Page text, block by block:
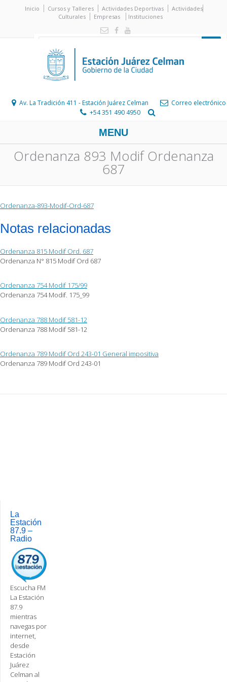
Inicio Cursos y Talleres Actividades Deportivas
Actividades
Culturales
Empresas Instituciones
Av. La Tradición 411 - Estación Juárez Celman
Correo electrónico
+54 351 490 4950
MENU
Ordenanza 893 Modif Ordenanza
687
Ordenanza-893-Modif-Ord-687
Notas relacionadas
Ordenanza 815 Modif Ord. 687
Ordenanza N° 815 Modif Ord 687
Ordenanza 754 Modif 175/99
Ordenanza 754 Modif. 175_99
Ordenanza 788 Modif 581-12
Ordenanza 788 Modif 581-12
Ordenanza 789 Modif Ord 243-01 General impositiva
Ordenanza 789 Modif Ord 243-01
La
Estación
87.9 –
Radio
Escucha FM
La Estación
87.9
mientras
navegas por
internet,
desde
Estación
Juárez
Celman al